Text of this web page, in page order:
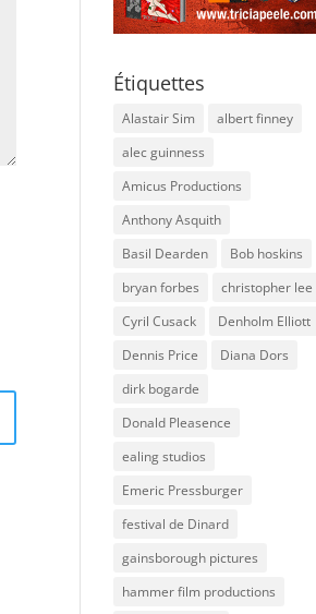
Étiquettes
Alastair Sim
albert finney
alec guinness
Amicus Productions
Anthony Asquith
Basil Dearden
Bob hoskins
bryan forbes
christopher lee
Cyril Cusack
Denholm Elliott
Dennis Price
Diana Dors
dirk bogarde
Donald Pleasence
ealing studios
Emeric Pressburger
festival de Dinard
gainsborough pictures
hammer film productions